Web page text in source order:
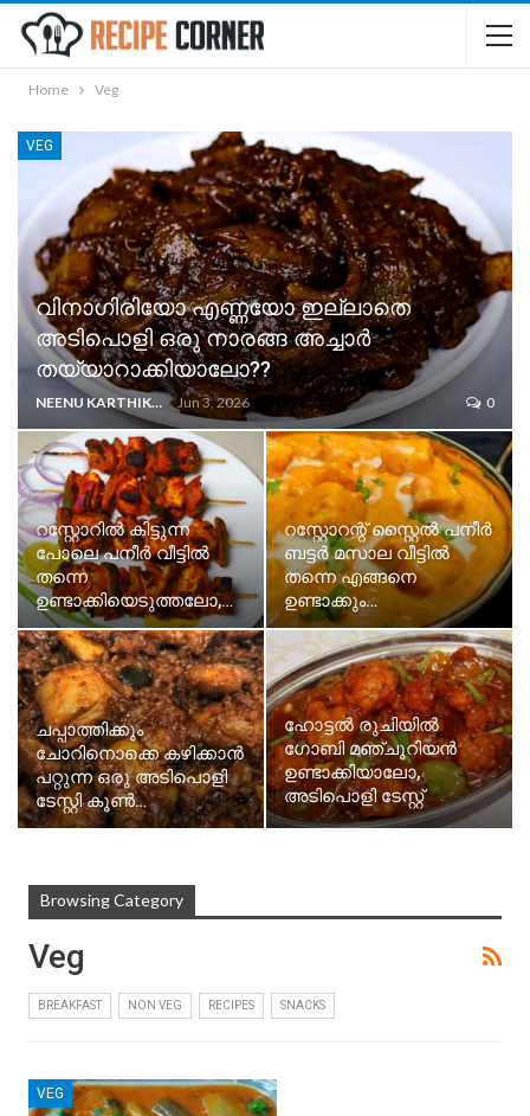
Home Veg
VEG
വിനാഗിരിയോ എണ്ണയോ ഇല്ലാതെ
അടിപൊളി ഒരു നാരങ്ങ അച്ചാർ
തയ്യാറാക്കിയാലോ??
NEENU KARTHIKA Jun 3, 2026 0
റസ്റ്റോറിൽ കിട്ടുന്ന
പോലെ പനീർ വീട്ടിൽ
തന്നെ
ഉണ്ടാക്കിയെടുത്തലോ,…
റസ്റ്റോറന്റ് സ്റ്റൈൽ പനീർ
ബട്ടർ മസാല വീട്ടിൽ
തന്നെ എങ്ങനെ
ഉണ്ടാക്കും…
ചപ്പാത്തിക്കും
ചോറിനൊക്കെ കഴിക്കാൻ
പറ്റുന്ന ഒരു അടിപൊളി
ടേസ്റ്റി കൂൺ…
ഹോട്ടൽ രുചിയിൽ
ഗോബി മഞ്ചൂറിയൻ
ഉണ്ടാക്കിയാലോ,
അടിപൊളി ടേസ്റ്റ്
ആണുട്ടോ
Browsing Category
Veg
BREAKFAST NON VEG RECIPES SNACKS
VEG